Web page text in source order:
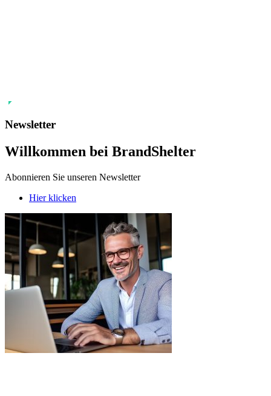
Newsletter
Willkommen bei BrandShelter
Abonnieren Sie unseren Newsletter
Hier klicken